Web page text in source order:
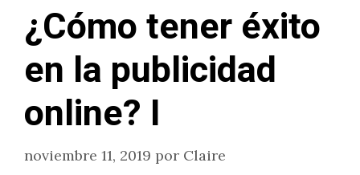
¿Cómo tener éxito
en la publicidad
online? I
noviembre 11, 2019 por Claire